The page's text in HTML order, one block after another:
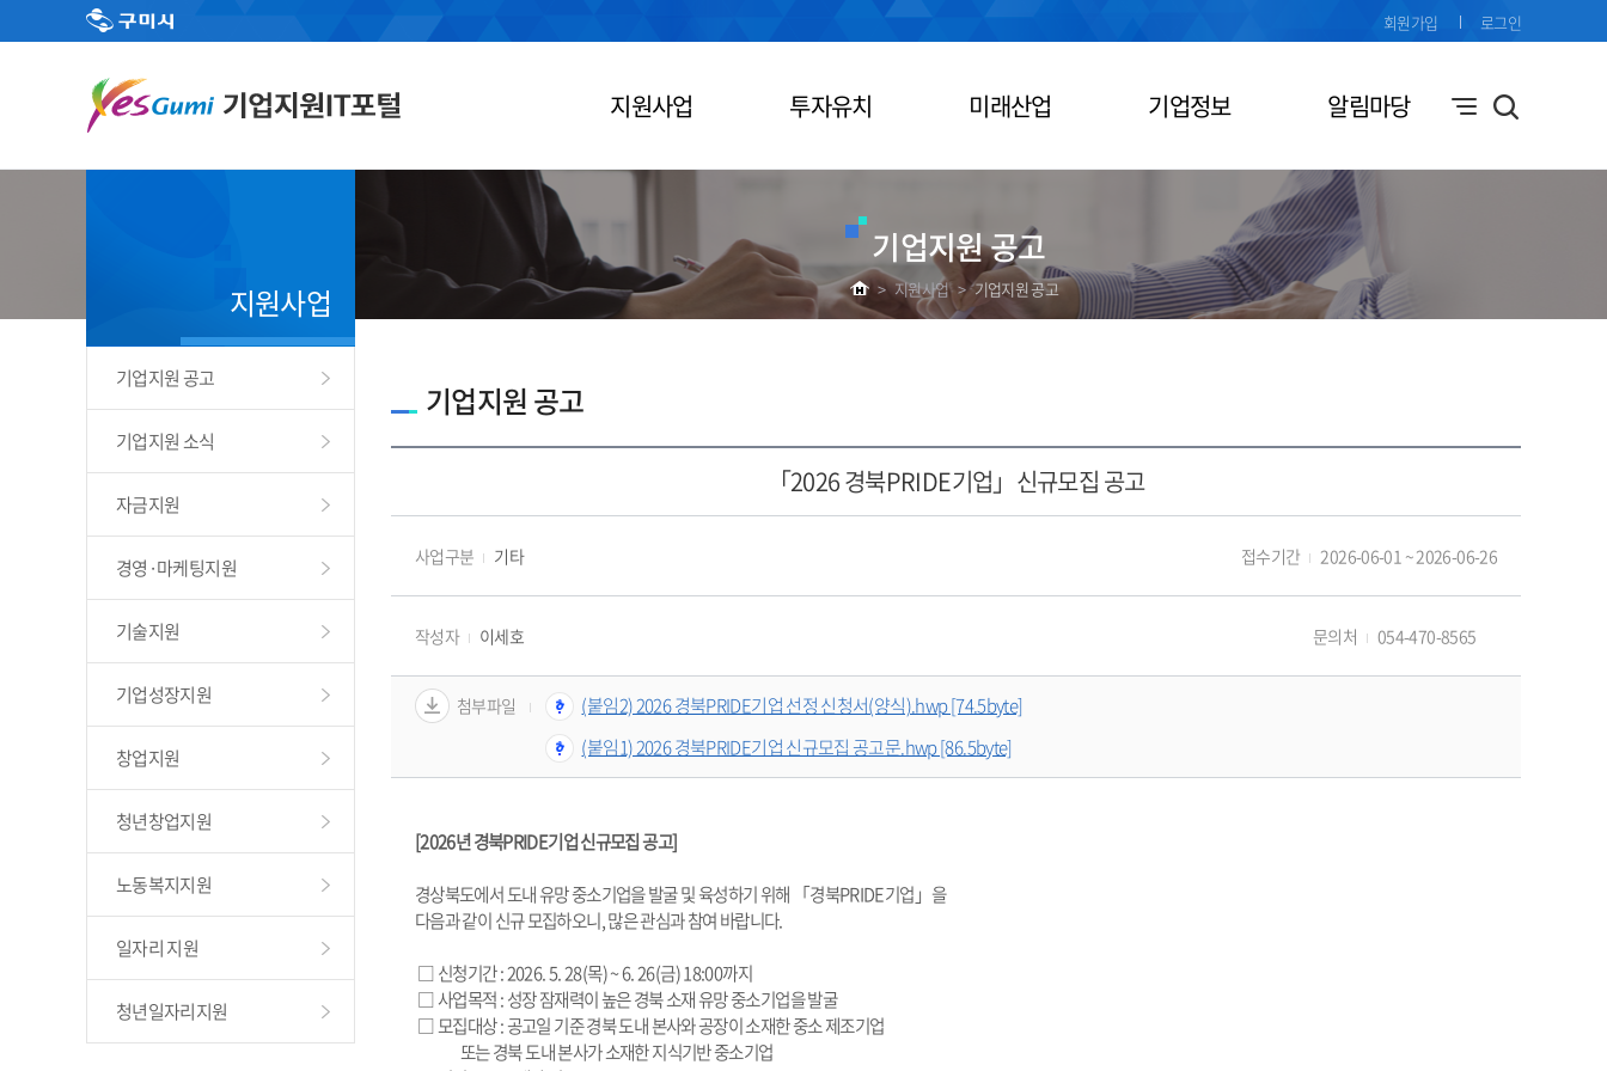
지원사업 투자유치 미래산업 기업정보 알림마당
회원가입 로그인
기업지원 공고
> 지원사업 > 기업지원 공고
지원사업
기업지원 공고
기업지원 소식
자금지원
경영·마케팅지원
기술지원
기업성장지원
창업지원
청년창업지원
노동복지지원
일자리 지원
청년일자리지원
기업지원 공고
「2026 경북PRIDE기업」신규모집 공고
사업구분 기타 접수기간 2026-06-01 ~ 2026-06-26
작성자 이세호 문의처 054-470-8565
첨부파일
(붙임2) 2026 경북PRIDE기업 선정 신청서(양식).hwp [74.5byte]
(붙임1) 2026 경북PRIDE기업 신규모집 공고문.hwp [86.5byte]
[2026년 경북PRIDE기업 신규모집 공고]
경상북도에서 도내 유망 중소기업을 발굴 및 육성하기 위해 「경북PRIDE기업」을
다음과 같이 신규 모집하오니, 많은 관심과 참여 바랍니다.
□ 신청기간 : 2026. 5. 28(목) ~ 6. 26(금) 18:00까지
□ 사업목적 : 성장 잠재력이 높은 경북 소재 유망 중소기업을 발굴
□ 모집대상 : 공고일 기준 경북 도내 본사와 공장이 소재한 중소 제조기업
또는 경북 도내 본사가 소재한 지식기반 중소기업